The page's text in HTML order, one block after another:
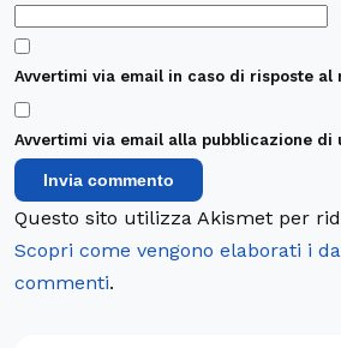
Avvertimi via email in caso di risposte al
Avvertimi via email alla pubblicazione di
Questo sito utilizza Akismet per
Scopri come vengono elaborati i
commenti.